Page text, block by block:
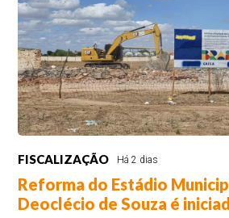
FISCALIZAÇÃO Há 2 dias
Reforma do Estádio
Deoclécio de Souza é